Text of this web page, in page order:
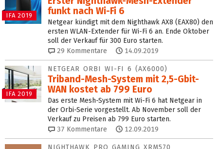
IFA 2019
funkt nach Wi-Fi 6
Netgear kündigt mit dem Nighthawk AX8 (EAX80) den
ersten WLAN-Extender für Wi-Fi 6 an. Ende Oktober
soll der Verkauf für 300 Euro starten.
29 Kommentare 14.09.2019
IFA 2019
NETGEAR ORBI WI-FI 6 (AX6000)
Triband-Mesh-System mit 2,5-Gbit-
WAN kostet ab 799 Euro
Das erste Mesh-System mit Wi-Fi 6 hat Netgear in
der Orbi-Serie vorgestellt. Ab November soll der
Verkauf zu Preisen ab 799 Euro starten.
37 Kommentare 12.09.2019
NIGHTHAWK PRO GAMING XRM570